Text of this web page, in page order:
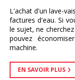
L'achat d'un lave-
factures d'eau. Si
le sujet, ne
pouvez
machine.
EN SAVOIR PLUS